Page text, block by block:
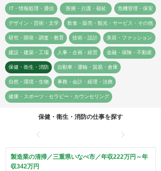
IT・情報処理・通信 医療・介護・福祉 危機管理・保安
デザイン・芸術・文学 飲食・販売・観光・サービス・その他
研究・開発・調査・教育 技術・設計 美容・ファッション
建設・建築・工場 人事・企画・経営 金融・保険・不動産
保健・衛生・消防 自動車・運輸・貿易・倉庫
自然・環境・生物 事務・会計・経理・法務
健康・スポーツ・セラピー・カウンセリング
保健・衛生・消防の仕事を探す
製造業の清掃／三重県いなべ市／年収222万円～年
収342万円